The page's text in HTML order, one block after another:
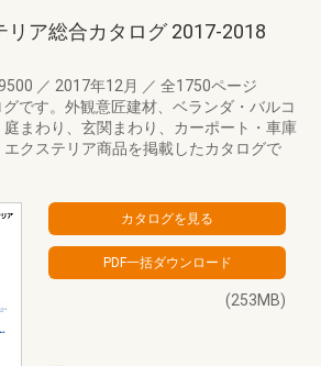
リア総合カタログ 2017‐2018
／ 2017年12月 ／ 全1750ページ
です。外観意匠建材、ベランダ・バルコ
庭まわり、玄関まわり、カーポート・車庫
エクステリア商品を掲載したカタログで
(253MB)